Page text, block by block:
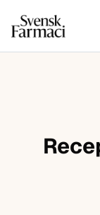
Hoppa till
Svensk farmaci